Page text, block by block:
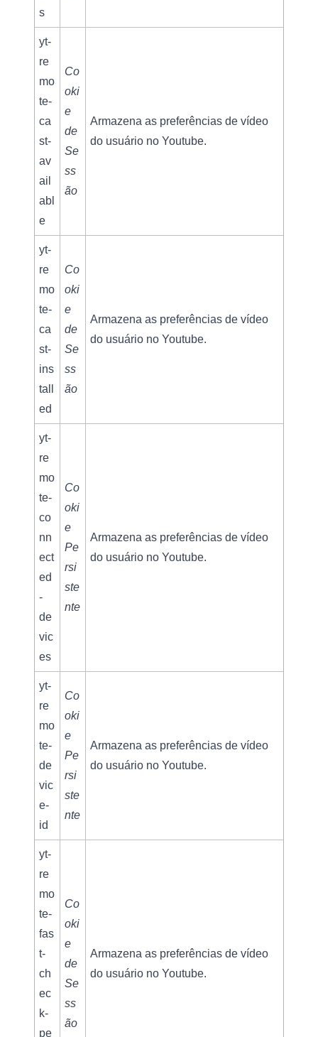
s
yt-
re
mo
te-
ca
st-
av
ail
abl
e
Co
oki
e
de
Se
ss
ão
Armazena as preferências de vídeo
do usuário no Youtube.
yt-
re
mo
te-
ca
st-
ins
tall
ed
Co
oki
e
de
Se
ss
ão
Armazena as preferências de vídeo
do usuário no Youtube.
yt-
re
mo
te-
co
nn
ect
ed
-
de
vic
es
Co
oki
e
Pe
rsi
ste
nte
Armazena as preferências de vídeo
do usuário no Youtube.
yt-
re
mo
te-
de
vic
e-
id
Co
oki
e
Pe
rsi
ste
nte
Armazena as preferências de vídeo
do usuário no Youtube.
yt-
re
mo
te-
fas
t-
ch
ec
k-
pe
Co
oki
e
de
Se
ss
ão
Armazena as preferências de vídeo
do usuário no Youtube.